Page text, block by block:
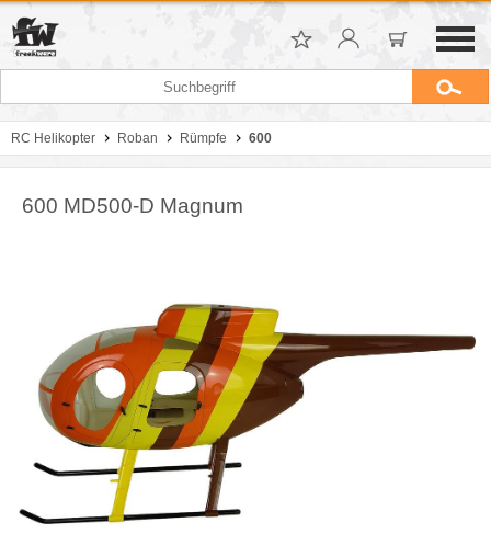
RC Helikopter Roban Rümpfe 600
600 MD500-D Magnum